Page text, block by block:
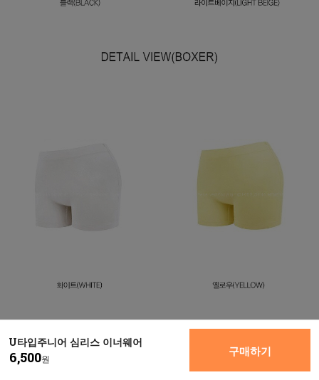
U타입주니어 심리스 이너웨어
6,500원
구매하기